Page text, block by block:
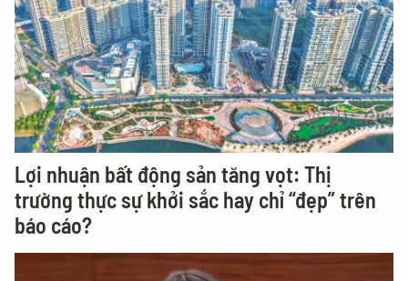
Lợi nhuận bất động sản tăng vọt: Thị
trường thực sự khởi sắc hay chỉ “đẹp” trên
báo cáo?